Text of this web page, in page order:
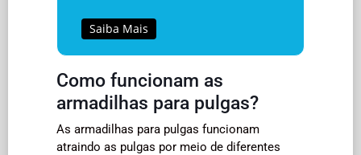
Saiba Mais
Como funcionam as
armadilhas para pulgas?
As armadilhas para pulgas funcionam
atraindo as pulgas por meio de diferentes